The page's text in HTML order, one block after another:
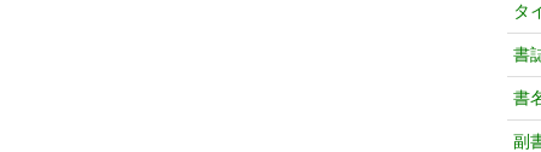
タ
書
書
副